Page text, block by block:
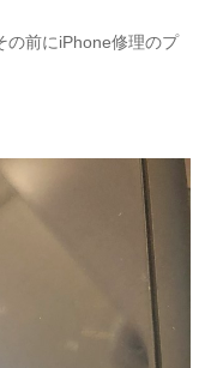
の前にiPhone修理のプ